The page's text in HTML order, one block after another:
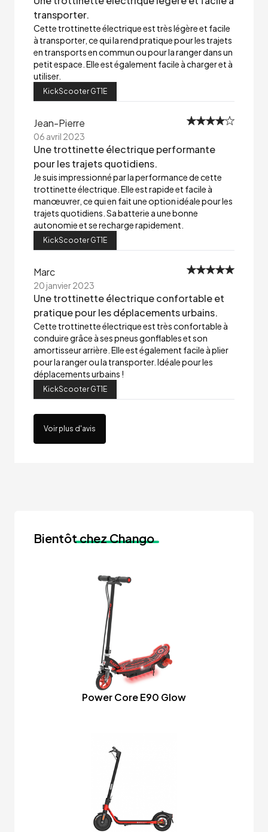
transporter.
Cette trottinette électrique est très légère et facile
à transporter, ce qui la rend pratique pour les trajets
en transports en commun ou pour la ranger dans un
petit espace. Elle est également facile à charger et à
utiliser.
KickScooter GT1E
Jean-Pierre
06 avril 2023
Une trottinette électrique performante
pour les trajets quotidiens.
Je suis impressionné par la performance de cette
trottinette électrique. Elle est rapide et facile à
manœuvrer, ce qui en fait une option idéale pour les
trajets quotidiens. Sa batterie a une bonne
autonomie et se recharge rapidement.
KickScooter GT1E
Marc
20 janvier 2023
Une trottinette électrique confortable et
pratique pour les déplacements urbains.
Cette trottinette électrique est très confortable à
conduire grâce à ses pneus gonflables et son
amortisseur arrière. Elle est également facile à plier
pour la ranger ou la transporter. Idéale pour les
déplacements urbains !
KickScooter GT1E
Voir plus d'avis
Bientôtchez Chango
Power Core E90 Glow